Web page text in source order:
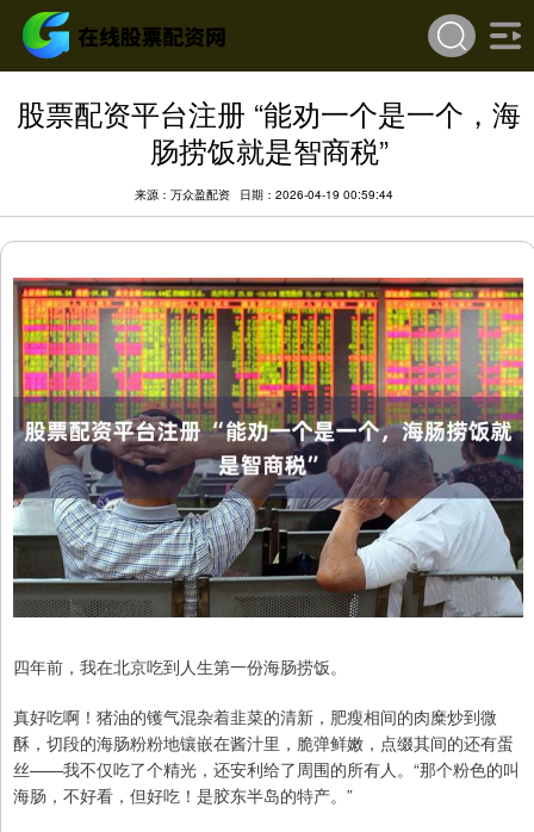
股票配资平台注册 “能劝一个是一个，海
肠捞饭就是智商税”
来源：万众盈配资 日期：2026-04-19 00:59:44
四年前，我在北京吃到人生第一份海肠捞饭。
真好吃啊！猪油的镬气混杂着韭菜的清新，肥瘦相间的肉糜炒到微
酥，切段的海肠粉粉地镶嵌在酱汁里，脆弹鲜嫩，点缀其间的还有蛋
丝——我不仅吃了个精光，还安利给了周围的所有人。“那个粉色的叫
海肠，不好看，但好吃！是胶东半岛的特产。”